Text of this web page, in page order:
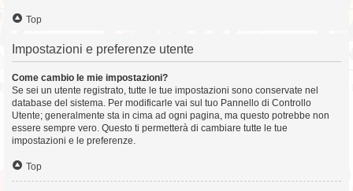
Top
Impostazioni e preferenze utente
Come cambio le mie impostazioni?
Se sei un utente registrato, tutte le tue impostazioni sono conservate nel
database del sistema. Per modificarle vai sul tuo Pannello di Controllo
Utente; generalmente sta in cima ad ogni pagina, ma questo potrebbe non
essere sempre vero. Questo ti permetterà di cambiare tutte le tue
impostazioni e le preferenze.
Top